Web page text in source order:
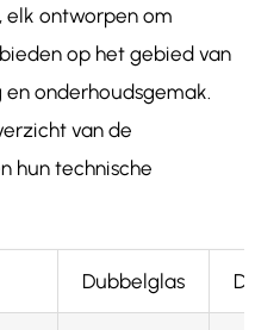
elk ontworpen om
op het gebied van
onderhoudsgemak.
van de
hun technische
Dubbelglas